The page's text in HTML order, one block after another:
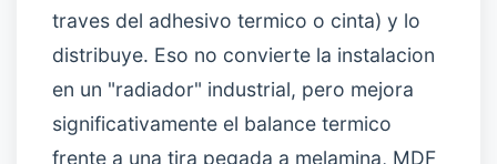
traves del adhesivo termico o cinta) y lo
distribuye. Eso no convierte la instalacion
en un "radiador" industrial, pero mejora
significativamente el balance termico
frente a una tira pegada a melamina, MDF